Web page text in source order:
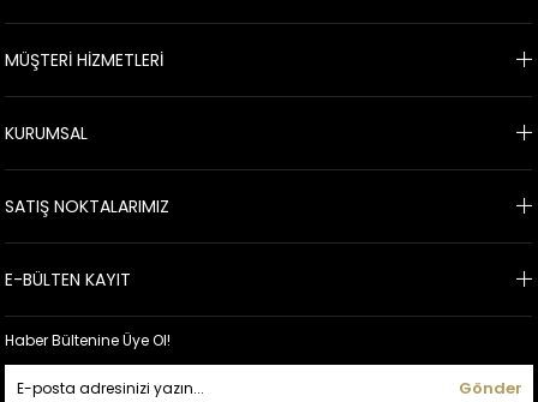
MÜŞTERİ HİZMETLERİ
KURUMSAL
SATIŞ NOKTALARIMIZ
E-BÜLTEN KAYIT
Haber Bültenine Üye Ol!
Gönder